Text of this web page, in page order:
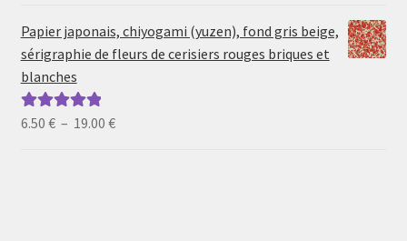
prix :
6.50 €
Papier japonais, chiyogami (yuzen), fond gris beige,
sérigraphie de fleurs de cerisiers rouges briques et
blanches
Note5.00sur
6.50 € – 19.00 €Plage